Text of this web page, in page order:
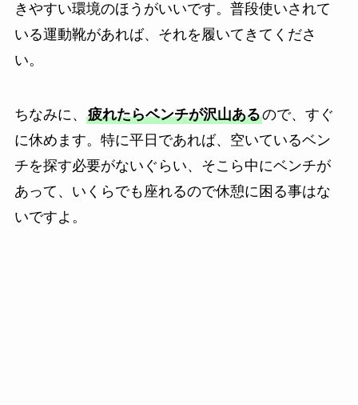
きやすい環境のほうがいいです。普段使いされて
いる運動靴があれば、それを履いてきてくださ
い。
ちなみに、 疲れたらベンチが沢山あるので、すぐ
に休めます。特に平日であれば、空いているベン
チを探す必要がないぐらい、そこら中にベンチが
あって、いくらでも座れるので休憩に困る事はな
いですよ。